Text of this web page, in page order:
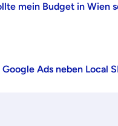
mein Budget in Wien
Ads neben Local